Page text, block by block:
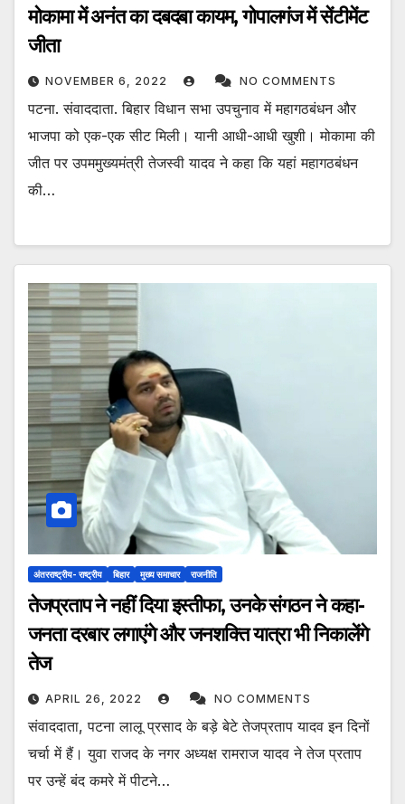
मोकामा में अनंत का दबदबा कायम, गोपालगंज में सेंटीमेंट
जीता
NOVEMBER 6, 2022 NO COMMENTS
पटना. संवाददाता. बिहार विधान सभा उपचुनाव में महागठबंधन और
भाजपा को एक-एक सीट मिली। यानी आधी-आधी खुशी। मोकामा की
जीत पर उपममुख्यमंत्री तेजस्वी यादव ने कहा कि यहां महागठबंधन
की…
अंतरराष्ट्रीय- राष्ट्रीय बिहार मुख्य समाचार राजनीति
तेजप्रताप ने नहीं दिया इस्तीफा, उनके संगठन ने कहा-
जनता दरबार लगाएंगे और जनशक्ति यात्रा भी निकालेंगे
तेज
APRIL 26, 2022 NO COMMENTS
संवाददाता, पटना लालू प्रसाद के बड़े बेटे तेजप्रताप यादव इन दिनों
चर्चा में हैं। युवा राजद के नगर अध्यक्ष रामराज यादव ने तेज प्रताप
पर उन्हें बंद कमरे में पीटने…